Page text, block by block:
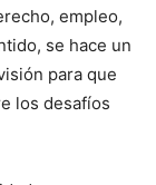
empleo,
se hace un
para que
los desafíos